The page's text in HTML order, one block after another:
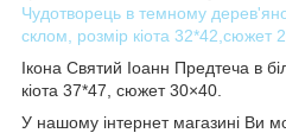
Чудотворець в темному
склом, розмір кіота 32*42,сюжет
Ікона Святий Іоанн Предтеча в
кіота 37*47, сюжет 30×40.
У нашому інтернет магазині Ви